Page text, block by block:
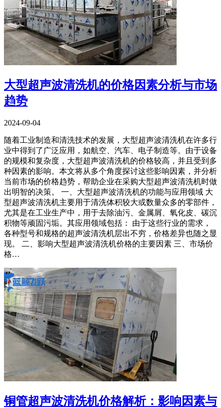
大型超声波清洗机的价格因素分析与市场
趋势
2024-09-04
随着工业制造和清洗技术的发展，大型超声波清洗机在许多行
业中得到了广泛应用，如航空、汽车、电子制造等。由于设备
的规模和复杂度，大型超声波清洗机的价格较高，并且受到多
种因素的影响。本文将从多个角度探讨这些影响因素，并分析
当前市场的价格趋势，帮助企业在采购大型超声波清洗机时做
出明智的决策。 一、大型超声波清洗机的功能与应用领域 大
型超声波清洗机主要用于清洗体积较大或数量众多的零部件，
尤其是在工业生产中，用于去除油污、金属屑、氧化皮、碳沉
积物等顽固污垢。其应用领域包括： 由于这些行业的需求，
各种型号和规格的超声波清洗机层出不穷，价格差异也随之显
现。 二、影响大型超声波清洗机价格的主要因素 三、市场价
格…
铜管超声波清洗机价格解析：影响因素与